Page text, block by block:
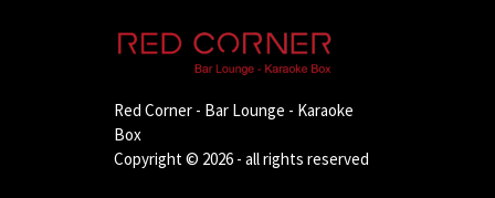
Red Corner - Bar Lounge - Karaoke
Box
Copyright © 2026 - all rights reserved